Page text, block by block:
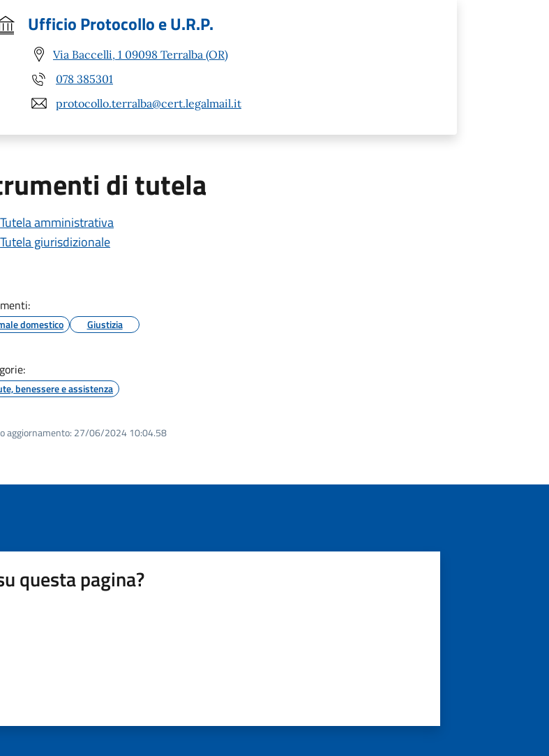
Ufficio Protocollo e U.R.P.
Via Baccelli, 1 09098 Terralba (OR)
078 385301
protocollo.terralba@cert.legalmail.it
di tutela
Tutela amministrativa
Tutela giurisdizionale
domestico Giustizia
benessere e assistenza
aggiornamento: 27/06/2024 10:04.58
questa pagina?